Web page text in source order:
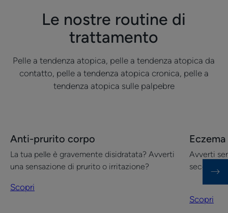
Le nostre routine di
trattamento
Pelle a tendenza atopica, pelle a tendenza atopica da
contatto, pelle a tendenza atopica cronica, pelle a
tendenza atopica sulle palpebre
Anti-
prurito
corpo
Anti-prurito corpo
La tua pelle è gravemente disidratata? Avverti
una sensazione di prurito o irritazione?
Scopri
Eczema
atopico
di
e
corpo
Avverti
Scopri